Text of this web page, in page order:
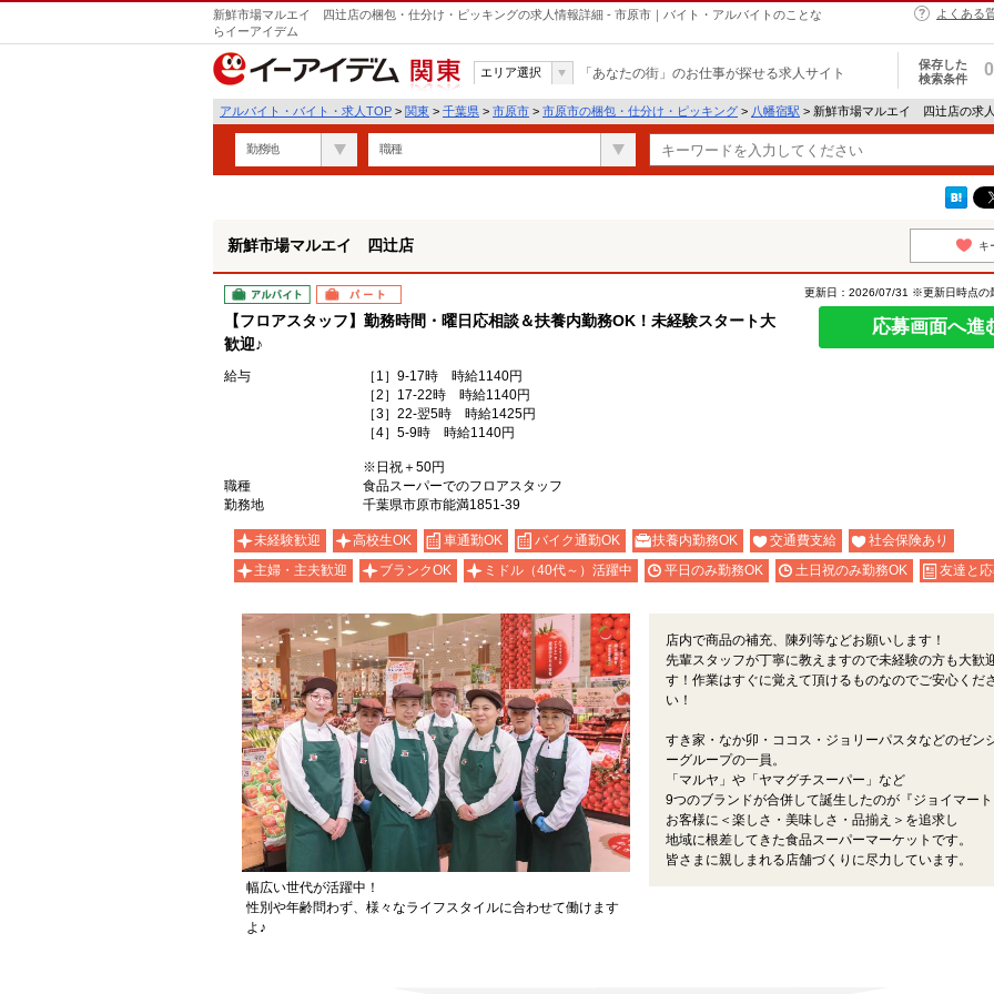
新鮮市場マルエイ 四辻店の梱包・仕分け・ピッキングの求人情報詳細 - 市原市｜バイト・アルバイトのことな
らイーアイデム
よくある
関東
エリア選択 「あなたの街」のお仕事が探せる求人サイト
保存した
検索条件
0
アルバイト・バイト・求人TOP > 関東 > 千葉県 > 市原市 > 市原市の梱包・仕分け・ピッキング > 八幡宿駅 > 新鮮市場マルエイ 四辻店の求
勤務地 職種
新鮮市場マルエイ 四辻店 キ
アルバイト パート
【フロアスタッフ】勤務時間・曜日応相談＆扶養内勤務OK！未経験スタート大
歓迎♪
更新日：2026/07/31 ※更新日時点の
応募画面へ進
給与
［1］9-17時 時給1140円
［2］17-22時 時給1140円
［3］22-翌5時 時給1425円
［4］5-9時 時給1140円
※日祝＋50円
職種
食品スーパーでのフロアスタッフ
勤務地
千葉県市原市能満1851-39
未経験歓迎 高校生OK 車通勤OK バイク通勤OK 扶養内勤務OK 交通費支給
社会保険あり
主婦・主夫歓迎
ブランクOK ミドル（40代～）活躍中 平日のみ勤務OK 土日祝のみ勤務OK 友達と
幅広い世代が活躍中！
性別や年齢問わず、様々なライフスタイルに合わせて働けます
よ♪
店内で商品の補充、陳列等などお願いします！
先輩スタッフが丁寧に教えますので未経験の方も大歓
す！作業はすぐに覚えて頂けるものなのでご安心くだ
い！
すき家・なか卯・ココス・ジョリーパスタなどのゼン
ーグループの一員。
「マルヤ」や「ヤマグチスーパー」など
9つのブランドが合併して誕生したのが『ジョイマート
お客様に＜楽しさ・美味しさ・品揃え＞を追求し
地域に根差してきた食品スーパーマーケットです。
皆さまに親しまれる店舗づくりに尽力しています。